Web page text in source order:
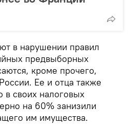
в нарушении правил
предвыборных
кроме прочего,
Ее и отца также
в своих налоговых
на 60% занизили
им имущества.